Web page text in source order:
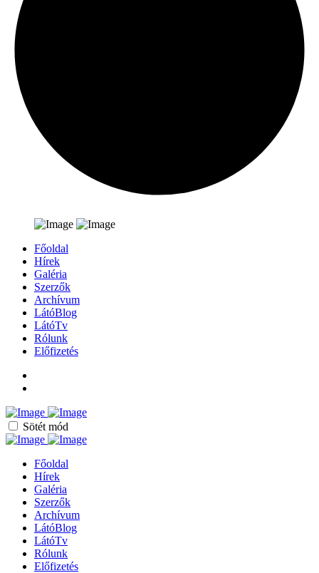
Főoldal
Hírek
Galéria
Szerzők
Archívum
LátóBlog
LátóTv
Rólunk
Előfizetés
Sötét mód
Főoldal
Hírek
Galéria
Szerzők
Archívum
LátóBlog
LátóTv
Rólunk
Előfizetés